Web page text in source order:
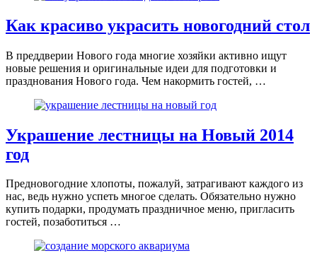
Как красиво украсить новогодний стол
В преддверии Нового года многие хозяйки активно ищут
новые решения и оригинальные идеи для подготовки и
празднования Нового года. Чем накормить гостей, …
Украшение лестницы на Новый 2014
год
Предновогодние хлопоты, пожалуй, затрагивают каждого из
нас, ведь нужно успеть многое сделать. Обязательно нужно
купить подарки, продумать праздничное меню, пригласить
гостей, позаботиться …